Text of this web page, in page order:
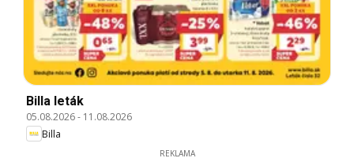
Billa leták
05.08.2026- 11.08.2026
Billa
REKLAMA